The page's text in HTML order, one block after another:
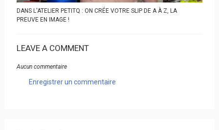
DANS L'ATELIER PETITQ : ON CRÉE VOTRE SLIP DE A À Z, LA
PREUVE EN IMAGE !
LEAVE A COMMENT
Aucun commentaire
Enregistrer un commentaire